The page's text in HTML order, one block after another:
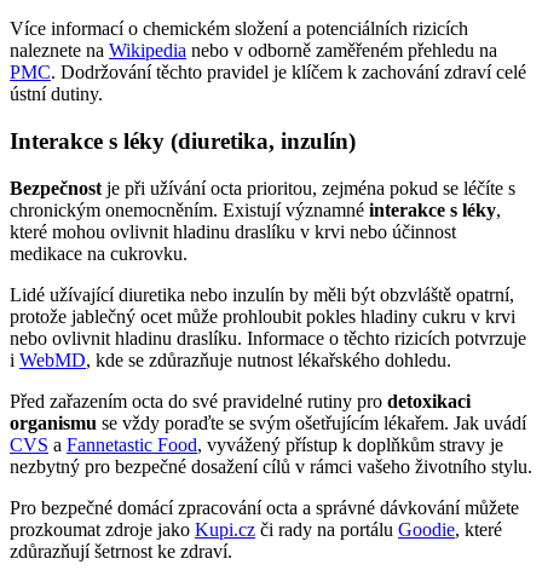
Více informací o chemickém složení a potenciálních rizicích
naleznete na Wikipedia nebo v odborně zaměřeném přehledu na
PMC. Dodržování těchto pravidel je klíčem k zachování zdraví celé
ústní dutiny.
Interakce s léky (diuretika, inzulín)
Bezpečnost je při užívání octa prioritou, zejména pokud se léčíte s
chronickým onemocněním. Existují významné interakce s léky,
které mohou ovlivnit hladinu draslíku v krvi nebo účinnost
medikace na cukrovku.
Lidé užívající diuretika nebo inzulín by měli být obzvláště opatrní,
protože jablečný ocet může prohloubit pokles hladiny cukru v krvi
nebo ovlivnit hladinu draslíku. Informace o těchto rizicích potvrzuje
i WebMD, kde se zdůrazňuje nutnost lékařského dohledu.
Před zařazením octa do své pravidelné rutiny pro detoxikaci
organismu se vždy poraďte se svým ošetřujícím lékařem. Jak uvádí
CVS a Fannetastic Food, vyvážený přístup k doplňkům stravy je
nezbytný pro bezpečné dosažení cílů v rámci vašeho životního stylu.
Pro bezpečné domácí zpracování octa a správné dávkování můžete
prozkoumat zdroje jako Kupi.cz či rady na portálu Goodie, které
zdůrazňují šetrnost ke zdraví.